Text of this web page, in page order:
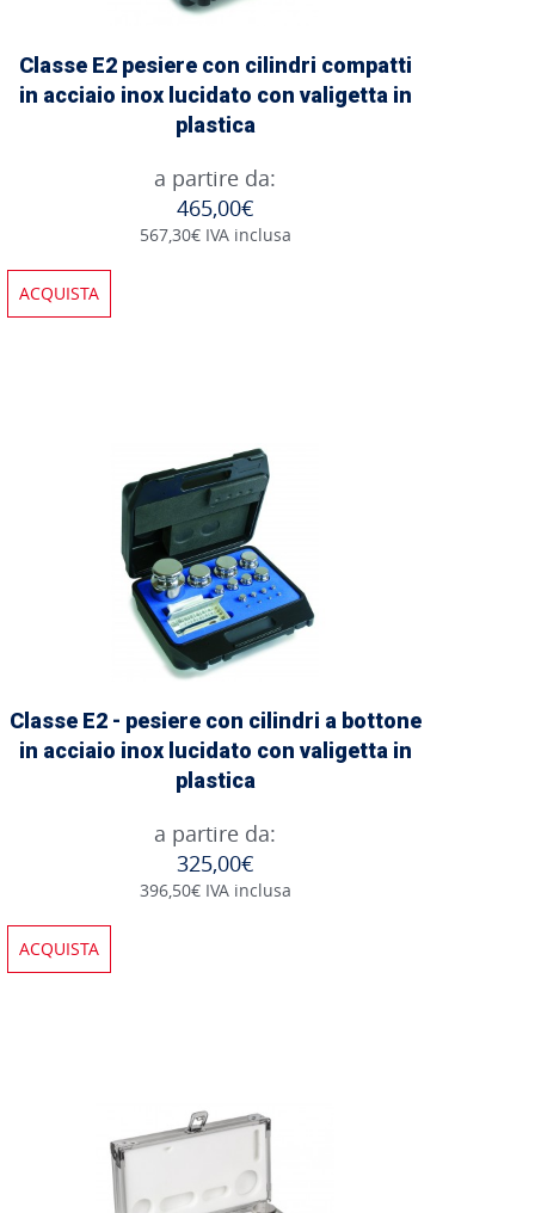
Classe E2 pesiere con cilindri compatti
in acciaio inox lucidato con valigetta in
plastica
a partire da:
465,00€
567,30€ IVA inclusa
ACQUISTA
Classe E2 - pesiere con cilindri a bottone
in acciaio inox lucidato con valigetta in
plastica
a partire da:
325,00€
396,50€ IVA inclusa
ACQUISTA